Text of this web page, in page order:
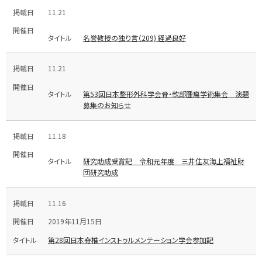
11.21
名誉教授の独り言（209) 経過良好
11.21
第53回日本整形外科学会骨・軟部腫瘍学術集会 演題
募集のお知らせ
11.18
研究助成受賞記 令和元年度 三井住友海上福祉財
団研究助成
11.16
2019年11月15日
第28回日本脊椎インストゥルメンテーション学会参加記